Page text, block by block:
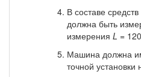
В составе
должна быть
изме­рения L =
Машина должна
точной установки